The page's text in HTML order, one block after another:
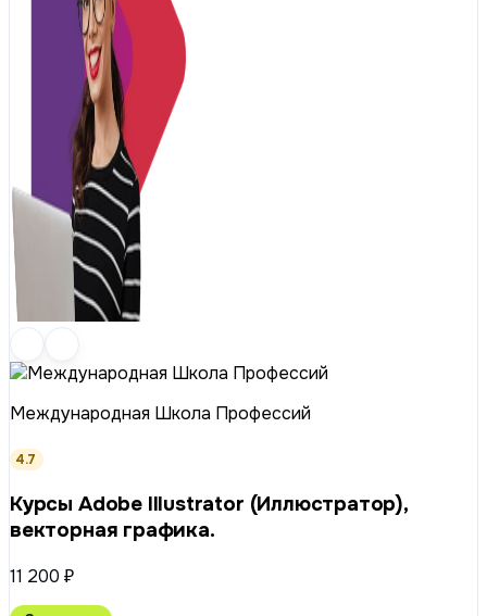
Международная Школа Профессий
4.7
Курсы Adobe Illustrator (Иллюстратор),
векторная графика.
11 200 ₽